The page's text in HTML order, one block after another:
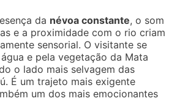
da névoa constante, o som
e a proximidade com o rio criam
sensorial. O visitante se
e pela vegetação da Mata
o lado mais selvagem das
É um trajeto mais exigente
um dos mais emocionantes